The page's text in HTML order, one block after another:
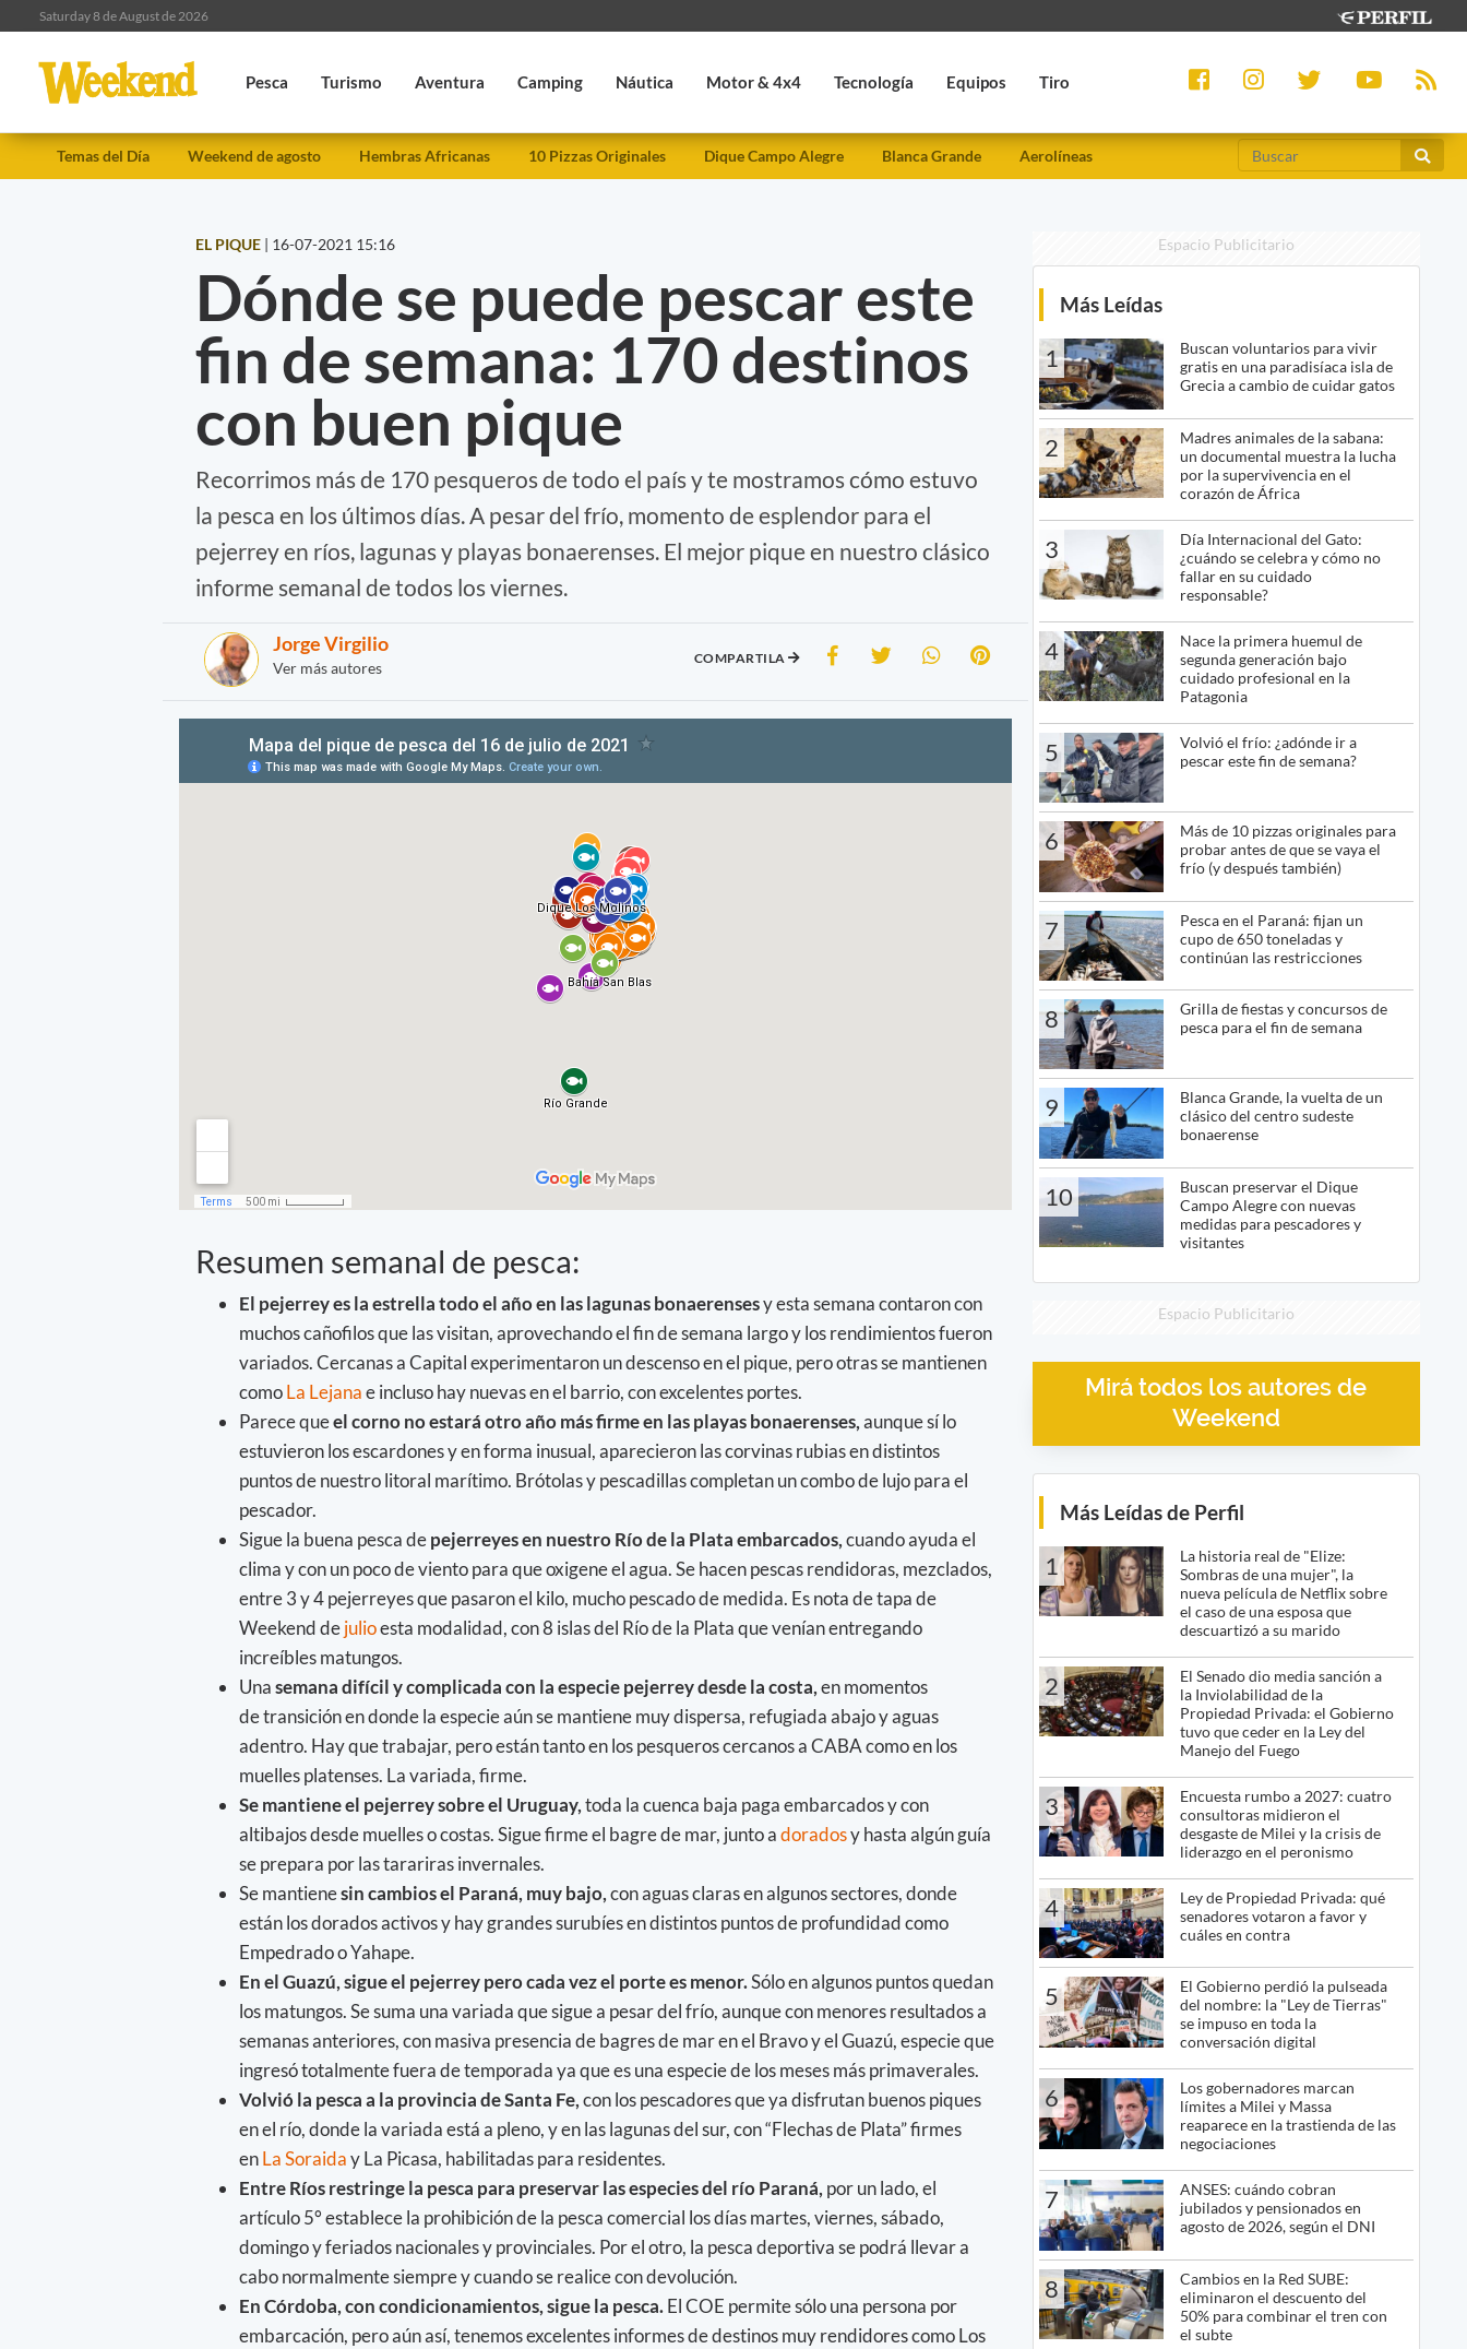
Saturday 8 de August de 2026
Pesca Turismo Aventura Camping Náutica Motor & 4x4 Tecnología Equipos Tiro
Temas del Día Weekend de agosto Hembras Africanas 10 Pizzas Originales Dique Campo Alegre Blanca Grande Aerolíneas
EL PIQUE | 16-07-2021 15:16
Dónde se puede pescar este
fin de semana: 170 destinos
con buen pique
Recorrimos más de 170 pesqueros de todo el país y te mostramos cómo estuvo
la pesca en los últimos días. A pesar del frío, momento de esplendor para el
pejerrey en ríos, lagunas y playas bonaerenses. El mejor pique en nuestro clásico
informe semanal de todos los viernes.
Jorge Virgilio
Ver más autores
COMPARTILA
Resumen semanal de pesca:
El pejerrey es la estrella todo el año en las lagunas bonaerensesy esta semana contaron con
muchos cañofilos que las visitan, aprovechando el fin de semana largo y los rendimientos fueron
variados. Cercanas a Capital experimentaron un descenso en el pique, pero otras se mantienen
comoLa Lejanae incluso hay nuevas en el barrio, con excelentes portes.
Parece queel corno no estará otro año más firme en las playas bonaerenses,aunque sí lo
estuvieron los escardones y en forma inusual, aparecieron las corvinas rubias en distintos
puntos de nuestro litoral marítimo. Brótolas y pescadillas completan un combo de lujo para el
pescador.
Sigue la buena pesca depejerreyes en nuestro Río de la Plata embarcados,cuando ayuda el
clima y con un poco de viento para que oxigene el agua. Se hacen pescas rendidoras, mezclados,
entre 3 y 4 pejerreyes que pasaron el kilo, mucho pescado de medida. Es nota de tapa de
Weekend dejulioesta modalidad, con 8 islas del Río de la Plata que venían entregando
increíbles matungos.
Unasemana difícil y complicada con la especie pejerrey desde la costa,en momentos
de transición en donde la especie aún se mantiene muy dispersa, refugiada abajo y aguas
adentro. Hay que trabajar, pero están tanto en los pesqueros cercanos a CABA como en los
muelles platenses. La variada, firme.
Se mantiene el pejerrey sobre el Uruguay,toda la cuenca baja paga embarcados y con
altibajos desde muelles o costas. Sigue firme el bagre de mar, junto adoradosy hasta algún guía
se prepara por las tarariras invernales.
Se mantienesin cambios el Paraná, muy bajo,con aguas claras en algunos sectores, donde
están los dorados activos y hay grandes surubíes en distintos puntos de profundidad como
Empedrado o Yahape.
En el Guazú, sigue el pejerrey pero cada vez el porte es menor.Sólo en algunos puntos quedan
los matungos. Se suma una variada que sigue a pesar del frío, aunque con menores resultados a
semanas anteriores, con masiva presencia de bagres de mar en el Bravo y el Guazú, especie que
ingresó totalmente fuera de temporada ya que es una especie de los meses más primaverales.
Volvió la pesca a la provincia de Santa Fe,con los pescadores que ya disfrutan buenos piques
en el río, donde la variada está a pleno, y en las lagunas del sur, con “Flechas de Plata” firmes
enLa Soraiday La Picasa, habilitadas para residentes.
Entre Ríos restringe la pesca para preservar las especies del río Paraná,por un lado, el
artículo 5° establece la prohibición de la pesca comercial los días martes, viernes, sábado,
domingo y feriados nacionales y provinciales. Por el otro, la pesca deportiva se podrá llevar a
cabo normalmente siempre y cuando se realice con devolución.
En Córdoba, con condicionamientos, sigue la pesca.El COE permite sólo una persona por
embarcación, pero aún así, tenemos excelentes informes de destinos muy rendidores como Los
Espacio Publicitario
Más Leídas
1
Buscan voluntarios para vivir
gratis en una paradisíaca isla de
Grecia a cambio de cuidar gatos
2
Madres animales de la sabana:
un documental muestra la lucha
por la supervivencia en el
corazón de África
3
Día Internacional del Gato:
¿cuándo se celebra y cómo no
fallar en su cuidado
responsable?
4
Nace la primera huemul de
segunda generación bajo
cuidado profesional en la
Patagonia
5
Volvió el frío: ¿adónde ir a
pescar este fin de semana?
6
Más de 10 pizzas originales para
probar antes de que se vaya el
frío (y después también)
7
Pesca en el Paraná: fijan un
cupo de 650 toneladas y
continúan las restricciones
8
Grilla de fiestas y concursos de
pesca para el fin de semana
9
Blanca Grande, la vuelta de un
clásico del centro sudeste
bonaerense
10
Buscan preservar el Dique
Campo Alegre con nuevas
medidas para pescadores y
visitantes
Espacio Publicitario
Mirá todos los autores de
Weekend
Más Leídas de Perfil
1
La historia real de "Elize:
Sombras de una mujer", la
nueva película de Netflix sobre
el caso de una esposa que
descuartizó a su marido
2
El Senado dio media sanción a
la Inviolabilidad de la
Propiedad Privada: el Gobierno
tuvo que ceder en la Ley del
Manejo del Fuego
3
Encuesta rumbo a 2027: cuatro
consultoras midieron el
desgaste de Milei y la crisis de
liderazgo en el peronismo
4
Ley de Propiedad Privada: qué
senadores votaron a favor y
cuáles en contra
5
El Gobierno perdió la pulseada
del nombre: la "Ley de Tierras"
se impuso en toda la
conversación digital
6
Los gobernadores marcan
límites a Milei y Massa
reaparece en la trastienda de las
negociaciones
7
ANSES: cuándo cobran
jubilados y pensionados en
agosto de 2026, según el DNI
8
Cambios en la Red SUBE:
eliminaron el descuento del
50% para combinar el tren con
el subte